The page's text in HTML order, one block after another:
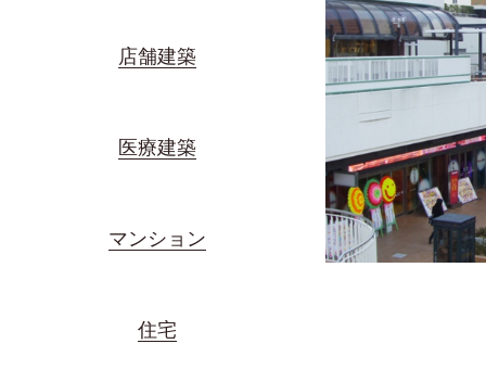
店舗建築
医療建築
マンション
住宅